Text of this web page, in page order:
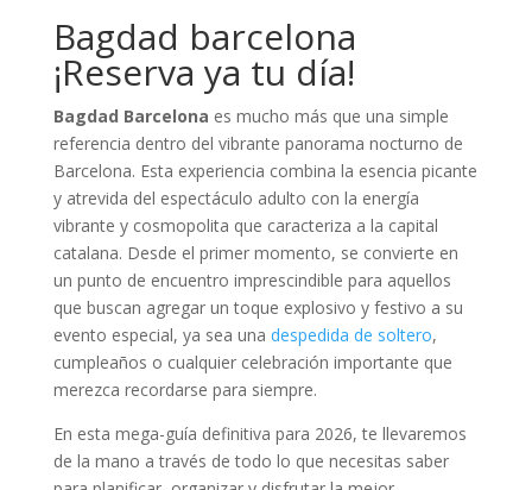
Bagdad barcelona
¡Reserva ya tu día!
Bagdad Barcelona es mucho más que una simple
referencia dentro del vibrante panorama nocturno de
Barcelona. Esta experiencia combina la esencia picante
y atrevida del espectáculo adulto con la energía
vibrante y cosmopolita que caracteriza a la capital
catalana. Desde el primer momento, se convierte en
un punto de encuentro imprescindible para aquellos
que buscan agregar un toque explosivo y festivo a su
evento especial, ya sea una despedida de soltero,
cumpleaños o cualquier celebración importante que
merezca recordarse para siempre.
En esta mega-guía definitiva para 2026, te llevaremos
de la mano a través de todo lo que necesitas saber